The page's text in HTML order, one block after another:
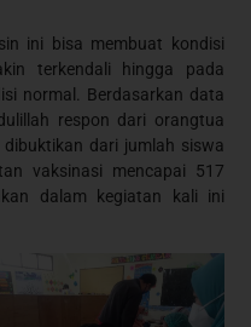
ini bisa membuat kondisi
terkendali hingga pada
normal. Berdasarkan data
respon dari orangtua
dari jumlah siswa
vaksinasi mencapai 517
dalam kegiatan kali ini